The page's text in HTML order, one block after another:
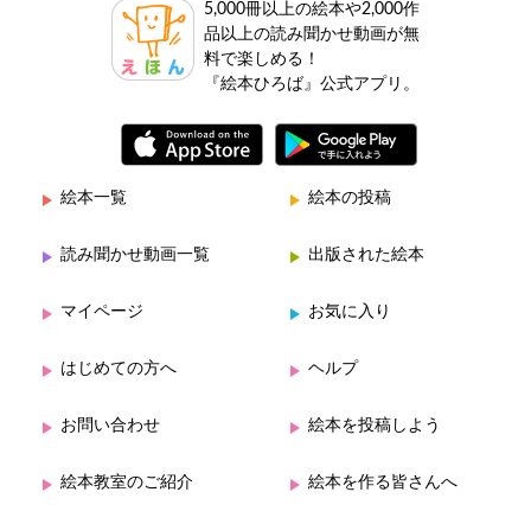
5,000冊以上の絵本や2,000作
品以上の読み聞かせ動画が無
料で楽しめる！
『絵本ひろば』公式アプリ。
絵本一覧 絵本の投稿
読み聞かせ動画一覧 出版された絵本
マイページ お気に入り
はじめての方へ ヘルプ
お問い合わせ 絵本を投稿しよう
絵本教室のご紹介 絵本を作る皆さんへ